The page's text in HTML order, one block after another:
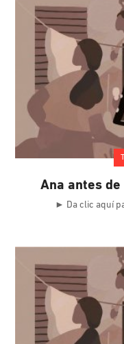
Ana antes
► Da clic aquí